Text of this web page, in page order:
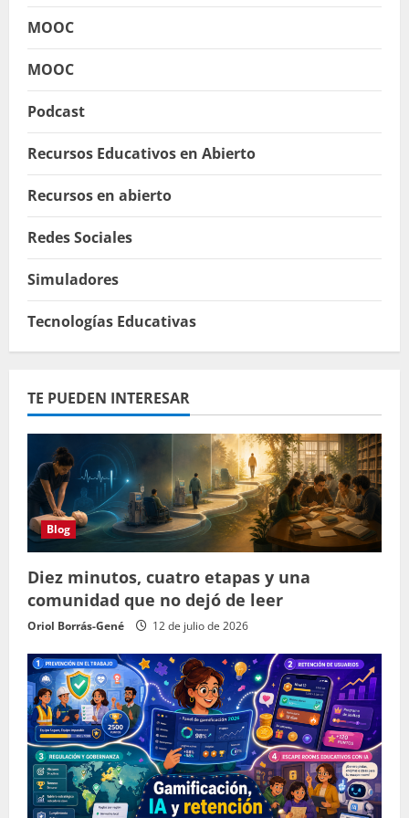
MOOC
MOOC
Podcast
Recursos Educativos en Abierto
Recursos en abierto
Redes Sociales
Simuladores
Tecnologías Educativas
TE PUEDEN INTERESAR
Blog
Diez minutos, cuatro etapas y una
comunidad que no dejó de leer
Oriol Borrás-Gené 12 de julio de 2026